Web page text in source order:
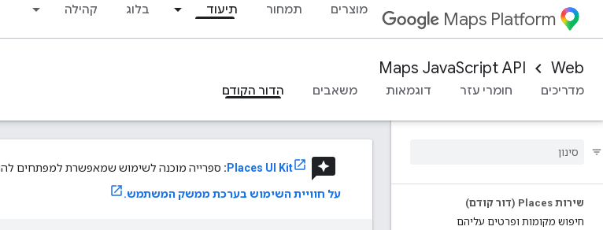
Maps Platform מוצרים תמחור תיעוד בלוג קהילה
Web
Maps JavaScript API
מדריכים
חומרי עזר דוגמאות משאבים הדור הקודם
שירות Places (דור קודם)
חיפוש מקומות ופרטים עליהם
reviews
Places UI Kit
: ספרייה מוכנה לשימוש שמאפשרת למפתחים
על חוויית השימוש בערכת ממשק המשתמש.